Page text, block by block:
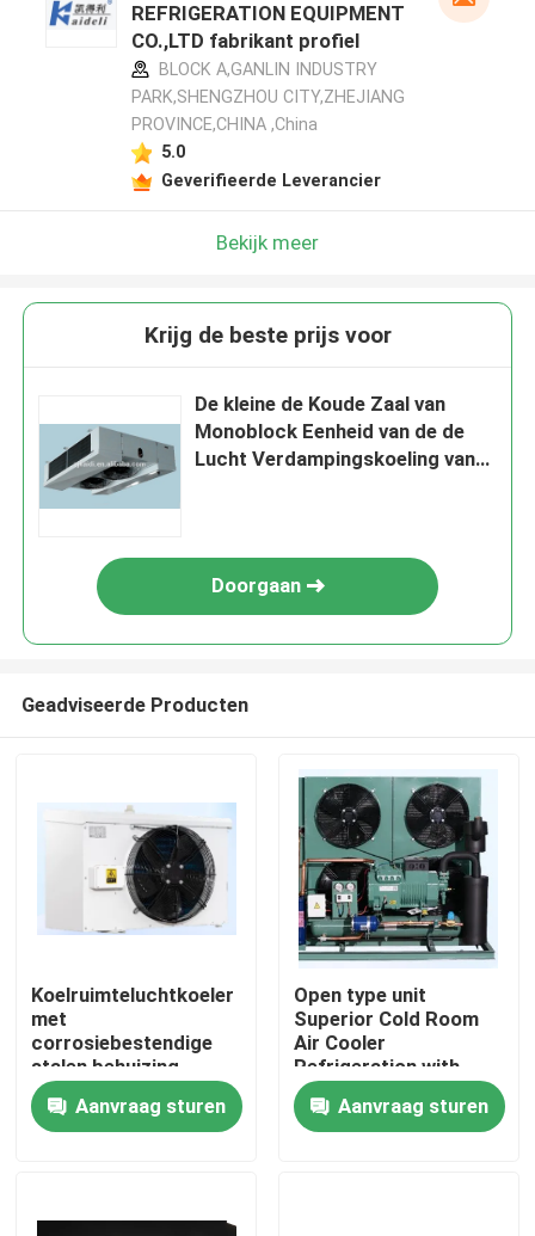
Thuis
Producten
Over Ons
REFRIGERATION EQUIPMENT
CO.,LTD fabrikant profiel
BLOCK A,GANLIN INDUSTRY
PARK,SHENGZHOU CITY,ZHEJIANG
PROVINCE,CHINA ,China
5.0
Geverifieerde Leverancier
Bekijk meer
Krijg de beste prijs voor
De kleine de Koude Zaal van
Monoblock Eenheid van de de
Lucht Verdampingskoeling van
Doorgaan
Geadviseerde Producten
Koelruimteluchtkoeler
met
corrosiebestendige
stalen behuizing,
dubbellagig
waterbakje en
warmtewisselaarpijp
Aanvraag sturen
Open type unit
Superior Cold Room
Air Cooler
Refrigeration with
Bitzer Compressor
Comprehensive
Product Line for Wide
Aanvraag sturen